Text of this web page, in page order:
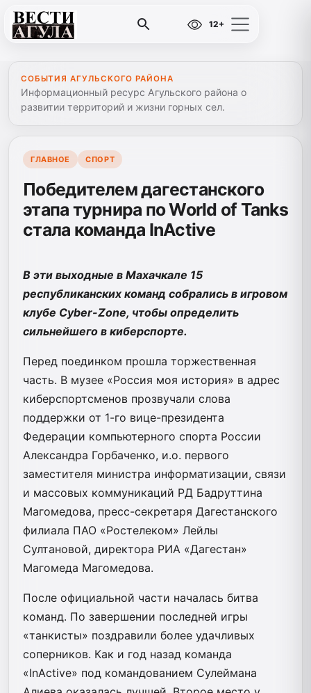
12+
СОБЫТИЯ АГУЛЬСКОГО РАЙОНА
Информационный ресурс Агульского района о
развитии территорий и жизни горных сел.
ГЛАВНОЕ СПОРТ
Победителем дагестанского
этапа турнира по World of Tanks
стала команда InActive
В эти выходные в Махачкале 15
республиканских команд собрались в игровом
клубе Cyber-Zone, чтобы определить
сильнейшего в киберспорте.
Перед поединком прошла торжественная
часть. В музее «Россия моя история» в адрес
киберспортсменов прозвучали слова
поддержки от 1-го вице-президента
Федерации компьютерного спорта России
Александра Горбаченко, и.о. первого
заместителя министра информатизации, связи
и массовых коммуникаций РД Бадруттина
Магомедова, пресс-секретаря Дагестанского
филиала ПАО «Ростелеком» Лейлы
Султановой, директора РИА «Дагестан»
Магомеда Магомедова.
После официальной части началась битва
команд. По завершении последней игры
«танкисты» поздравили более удачливых
соперников. Как и год назад команда
«InActive» под командованием Сулеймана